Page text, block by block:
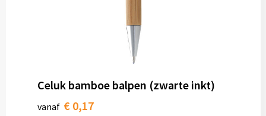
Celuk bamboe balpen (zwarte inkt)
vanaf € 0,17